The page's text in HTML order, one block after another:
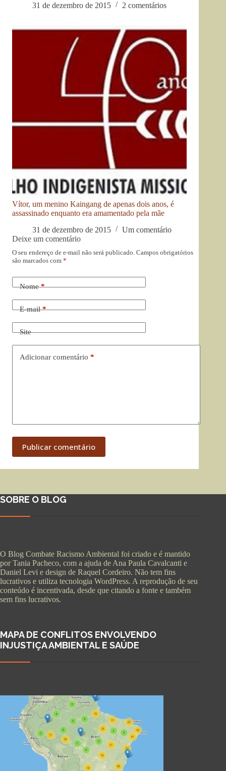
31 de dezembro de 2015
2 comentários
Vítor, um menino Kaingang de apenas dois anos, é
assassinado enquanto era amamentado pela mãe
31 de dezembro de 2015
Um comentário
Deixe um comentário
O seu endereço de e-mail não será publicado. Campos obrigatórios
são marcados com *
Nome*
E-mail*
Site
Adicionar comentário *
Publicar comentário
SOBRE O BLOG
O Blog Combate Racismo Ambiental foi criado e é mantido
por Tania Pacheco, com a ajuda de Ana Paula Cavalcanti e
Daniel Levi e design de Raquel Cordeiro. Não tem fins
lucrativos e utiliza tecnologia WordPress. A reprodução de seu
conteúdo é incentivada, desde que citando a fonte e também
sem fins lucrativos.
MAPA DE CONFLITOS ENVOLVENDO
INJUSTIÇA AMBIENTAL E SAÚDE